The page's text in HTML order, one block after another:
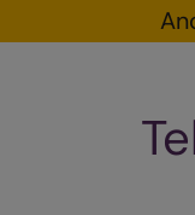
zum